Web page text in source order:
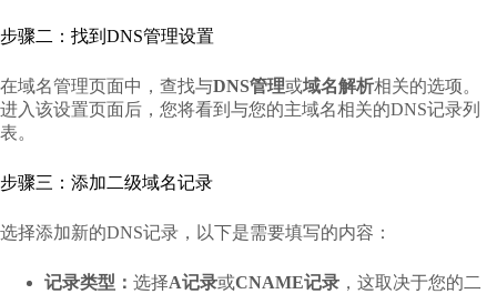
步骤二：找到DNS管理设置
在域名管理页面中，查找与DNS管理或域名解析相关的选项。
进入该设置页面后，您将看到与您的主域名相关的DNS记录列
表。
步骤三：添加二级域名记录
选择添加新的DNS记录，以下是需要填写的内容：
记录类型： 选择A记录或CNAME记录 ，这取决于您的二